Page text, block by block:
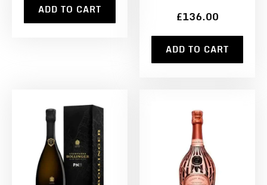
ADD TO CART £136.00
ADD TO CART